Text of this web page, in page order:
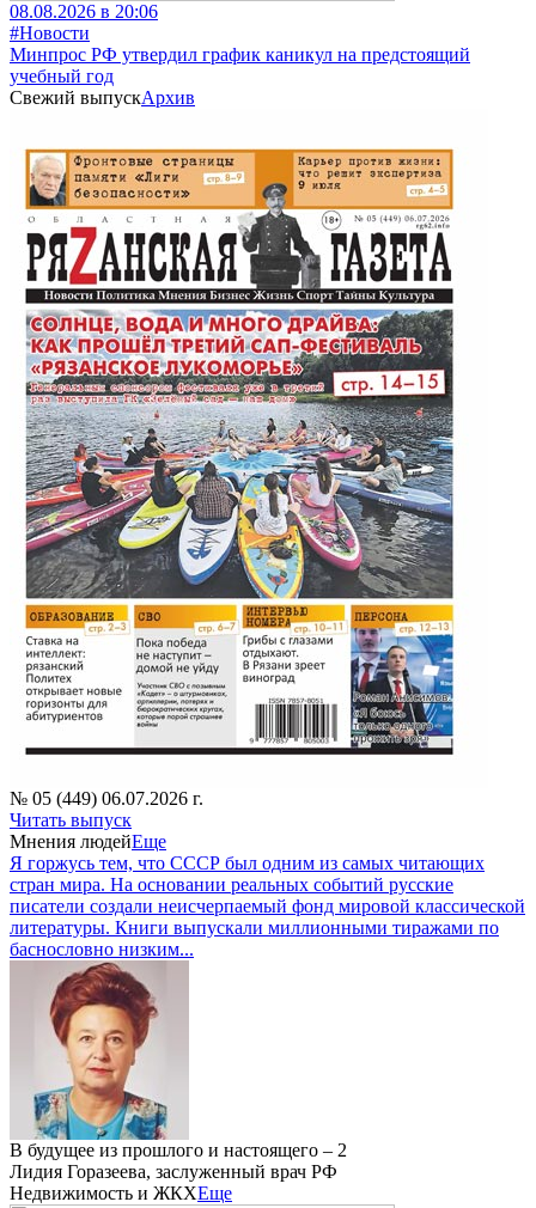
08.08.2026 в 20:06
#Новости
Минпрос РФ утвердил график каникул на предстоящий
учебный год
Свежий выпускАрхив
№ 05 (449) 06.07.2026 г.
Читать выпуск
Мнения людейЕще
Я горжусь тем, что СССР был одним из самых читающих
стран мира. На основании реальных событий русские
писатели создали неисчерпаемый фонд мировой классической
литературы. Книги выпускали миллионными тиражами по
баснословно низким...
В будущее из прошлого и настоящего – 2
Лидия Горазеева, заслуженный врач РФ
Недвижимость и ЖКХЕще